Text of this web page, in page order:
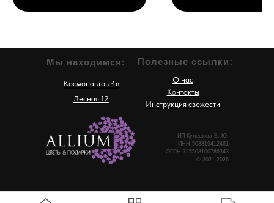
Полезные ссылки:
ИП Кулешова В. Ю.
ИНН 503819412461
ОГРН 325508100786343
© 2021-2026
Инструкция свежести
Контакты
О нас
Лесная 12
Мы находимся:
Космонавтов 4в